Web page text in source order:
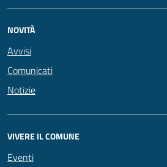
NOVITÀ
Avvisi
Comunicati
Notizie
VIVERE IL COMUNE
Eventi